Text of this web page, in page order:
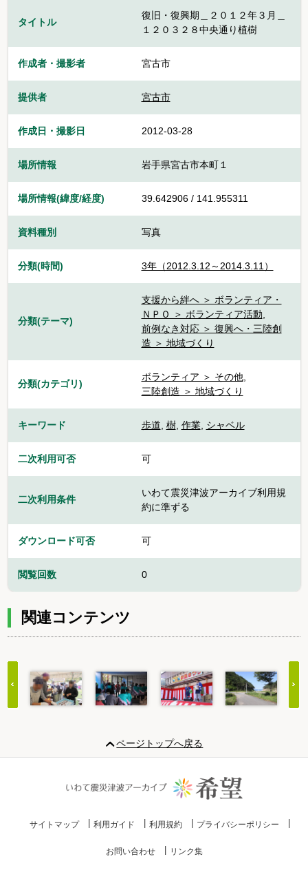
タイトル
復旧・復興期＿２０１２年３月＿
１２０３２８中央通り植樹
作成者・撮影者 宮古市
提供者 宮古市
作成日・撮影日 2012-03-28
場所情報 岩手県宮古市本町１
場所情報(緯度/経度) 39.642906 / 141.955311
資料種別 写真
分類(時間) 3年（2012.3.12～2014.3.11）
分類(テーマ)
支援から絆へ ＞ ボランティア・
ＮＰＯ ＞ ボランティア活動,
前例なき対応 ＞ 復興へ・三陸創
造 ＞ 地域づくり
分類(カテゴリ)
ボランティア ＞ その他,
三陸創造 ＞ 地域づくり
キーワード 歩道, 樹, 作業, シャベル
二次利用可否 可
二次利用条件
いわて震災津波アーカイブ利用規
約に準ずる
ダウンロード可否 可
閲覧回数 0
関連コンテンツ
20
ページトップへ戻る
サイトマップ 利用ガイド 利用規約 プライバシーポリシー
お問い合わせ リンク集